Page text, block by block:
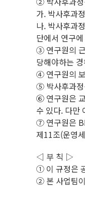
가. 박사후과
나. 박사후과
단에서 연구
③ 연구원의
당해야하는
④ 연구원의
⑤ 박사후과정
⑥ 연구원은
수 있다. 다만
⑦ 연구원은
제11조(운영
◁ 부 칙 ▷
① 이 규정은
② 본 사업팀